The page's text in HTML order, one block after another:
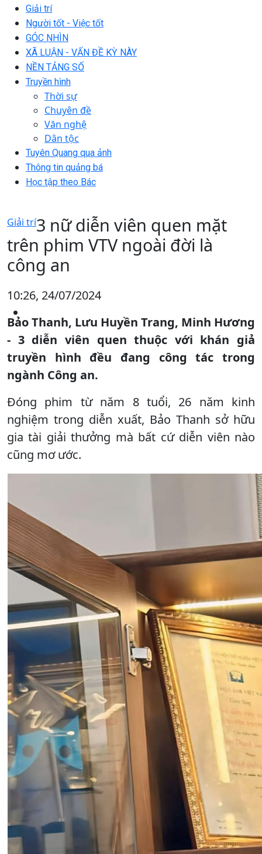
Giải trí
Người tốt - Việc tốt
GÓC NHÌN
XÃ LUẬN - VẤN ĐỀ KỲ NÀY
NỀN TẢNG SỐ
Truyền hình
Thời sự
Chuyên đề
Văn nghệ
Dân tộc
Tuyên Quang qua ảnh
Thông tin quảng bá
Học tập theo Bác
Giải trí3 nữ diễn viên quen mặt
trên phim VTV ngoài đời là
công an
10:26, 24/07/2024
Bảo Thanh, Lưu Huyền Trang, Minh Hương
- 3 diễn viên quen thuộc với khán giả
truyền hình đều đang công tác trong
ngành Công an.
Đóng phim từ năm 8 tuổi, 26 năm kinh
nghiệm trong diễn xuất, Bảo Thanh sở hữu
gia tài giải thưởng mà bất cứ diễn viên nào
cũng mơ ước.